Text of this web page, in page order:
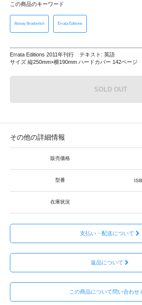
この商品のキーワード
Alexey Brodovitch Errata Editions
Errata Editions 2011年刊行 テキスト: 英語
サイズ 縦250mm×横190mm ハードカバー 142ページ
SOLD OUT
その他の詳細情報
販売価格
型番
在庫状況
支払い・配送について
返品について
この商品について問い合わせ